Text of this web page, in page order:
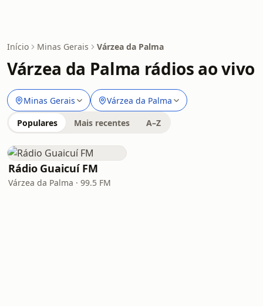
Início Minas Gerais Várzea da Palma
Várzea da Palma rádios ao vivo
Minas Gerais Várzea da Palma
Populares Mais recentes A–Z
Rádio Guaicuí FM
Várzea da Palma · 99.5 FM